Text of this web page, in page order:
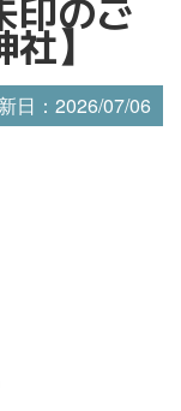
社】
日：2026/07/06